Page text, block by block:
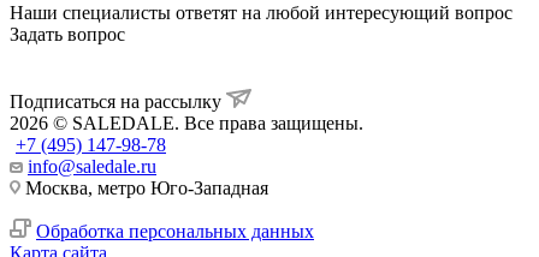
Наши специалисты ответят на любой интересующий вопрос
Задать вопрос
Подписаться на рассылку
2026 © SALEDALE. Все права защищены.
+7 (495) 147-98-78
info@saledale.ru
Москва, метро Юго-Западная
Обработка персональных данных
Карта сайта